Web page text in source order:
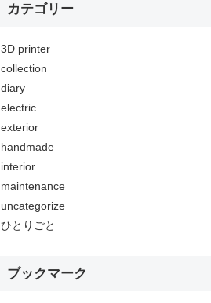
カテゴリー
3D printer
collection
diary
electric
exterior
handmade
interior
maintenance
uncategorize
ひとりごと
ブックマーク